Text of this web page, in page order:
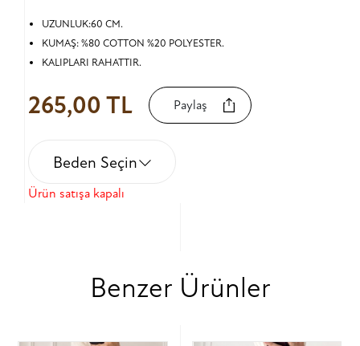
UZUNLUK:60 CM.
KUMAŞ: %80 COTTON %20 POLYESTER.
KALIPLARI RAHATTIR.
265,00 TL Paylaş
Beden Seçin
Ürün satışa kapalı
Benzer Ürünler